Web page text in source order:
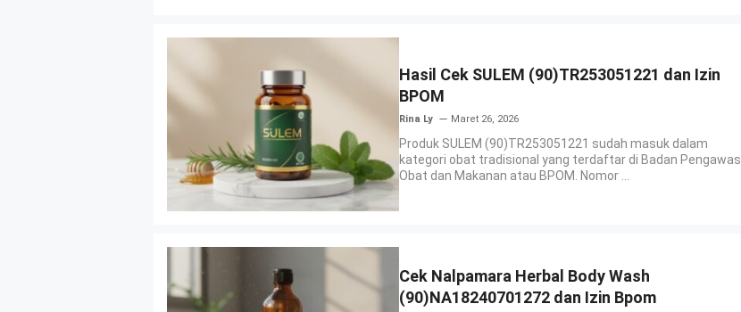
Hasil Cek SULEM (90)TR253051221 dan Izin
BPOM
Rina Ly Maret 26, 2026
Produk SULEM (90)TR253051221 sudah masuk dalam
kategori obat tradisional yang terdaftar di Badan Pengawas
Obat dan Makanan atau BPOM. Nomor ...
Cek Nalpamara Herbal Body Wash
(90)NA18240701272 dan Izin Bpom